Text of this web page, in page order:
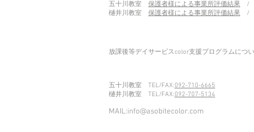
五十川教室 保護者様による事業所評価結果 /
樋井川教室 保護者様による事業所評価結果 /
放課後等デイサービスcolor支援プログラムにつ
五十川教室 TEL/FAX:092-710-6665
樋井川教室 TEL/FAX:092-707-5134
MAIL:info@asobitecolor.com